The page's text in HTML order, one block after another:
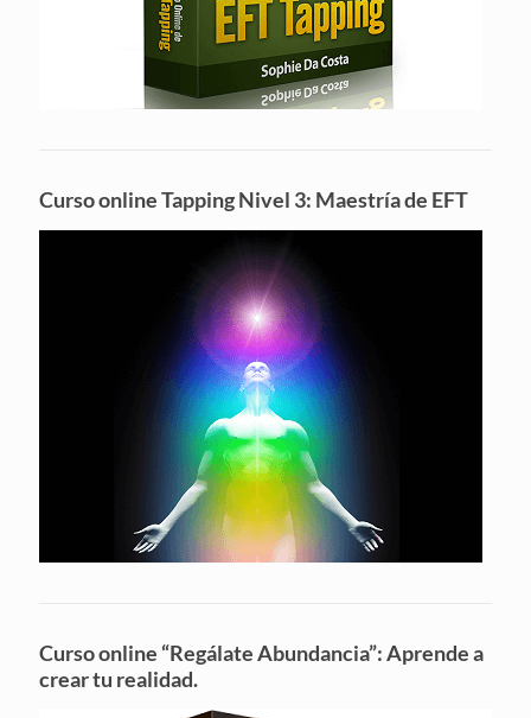
Curso online Tapping Nivel 3: Maestría de EFT
Curso online “Regálate Abundancia”: Aprende a
crear tu realidad.